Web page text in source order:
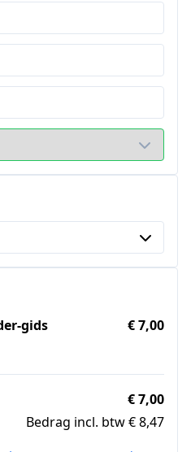
gids
€ 7,00
€ 7,00
Bedrag incl. btw € 8,47